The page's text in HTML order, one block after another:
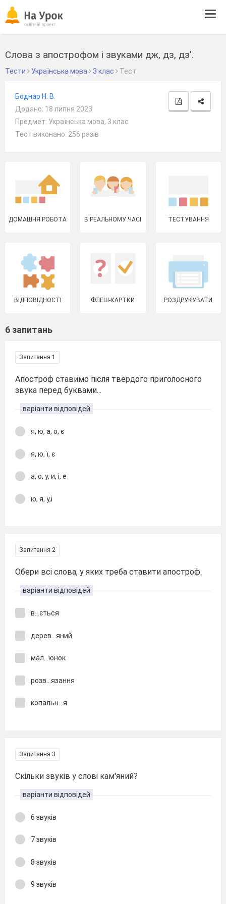
Слова з апострофом і звуками дж, дз, дз'.
Тести Українська мова 3 клас Тест
Боднар Н. В.
Додано: 18 липня 2023
Предмет: Українська мова, 3 клас
Тест виконано: 256 разів
ДОМАШНЯ РОБОТА В РЕАЛЬНОМУ ЧАСІ ТЕСТУВАННЯ
ВІДПОВІДНОСТІ ФЛЕШ-КАРТКИ РОЗДРУКУВАТИ
6 запитань
Запитання 1
Апостроф ставимо після твердого приголосного
звука перед буквами...
варіанти відповідей
я, ю, а, о, є
я, ю, ї, є
а, о, у, и, і, е
ю, я, у,і
Запитання 2
Обери всі слова, у яких треба ставити апостроф.
варіанти відповідей
в...ється
дерев...яний
мал...юнок
розв...язання
копальн...я
Запитання 3
Скільки звуків у слові кам'яний?
варіанти відповідей
6 звуків
7 звуків
8 звуків
9 звуків